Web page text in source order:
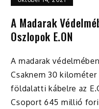
A Madarak
Oszlopok E.ON
A madarak
Csaknem 30
földalatti kábelre az
Csoport 645 millió